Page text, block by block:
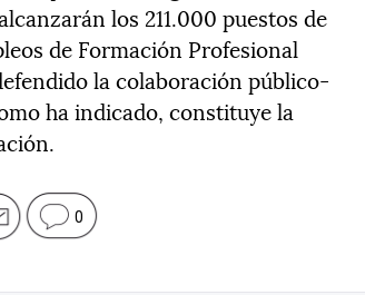
los 211.000 puestos de
de Formación Profesional
la colaboración público-
ha indicado, constituye la
0